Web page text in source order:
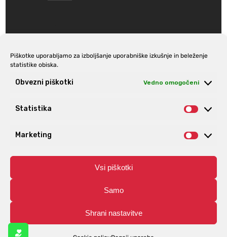
Piškotke uporabljamo za izboljšanje uporabniške izkušnje in beleženje
statistike obiska.
Obvezni piškotki Vedno omogočeni
Statistika
Marketing
Vsi piškotki
Samo
Shrani nastavitve
© Aro | Vse pravice pridržane. | Izdelava spletnih trgovin